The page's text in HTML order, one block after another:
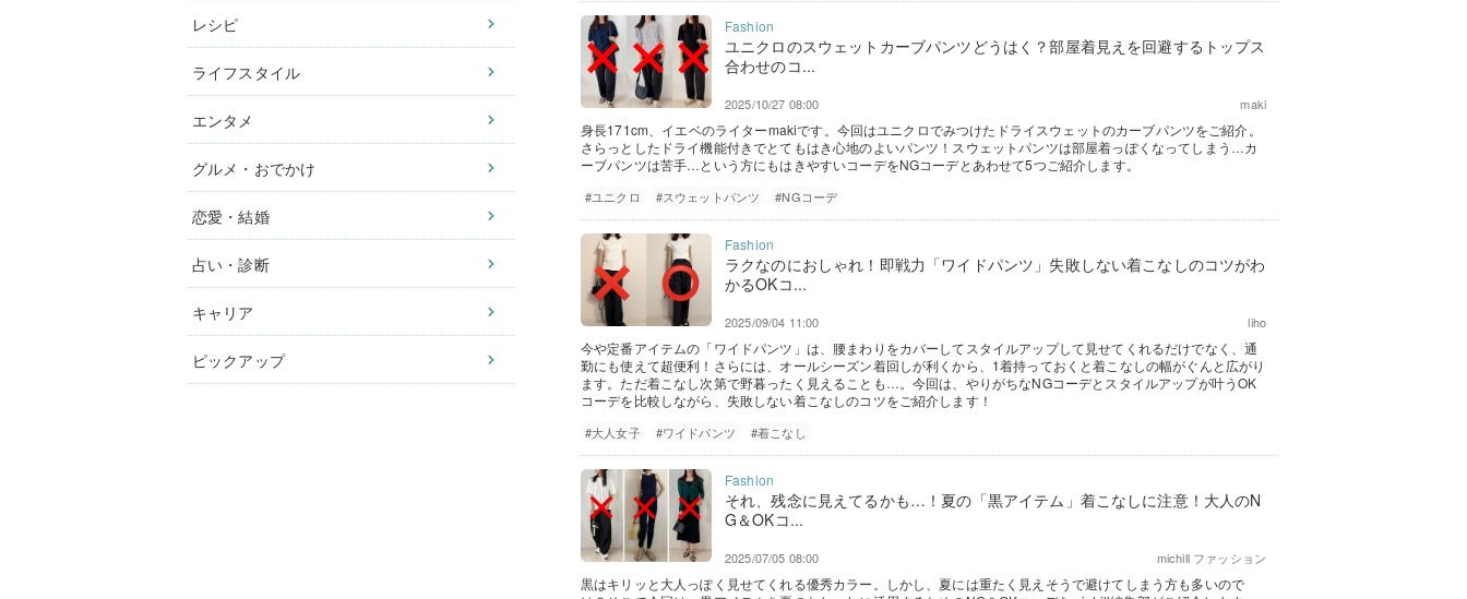
レシピ
ライフスタイル
エンタメ
グルメ・おでかけ
恋愛・結婚
占い・診断
キャリア
ピックアップ
ユニクロのスウェットカーブパンツどうはく？部屋着見えを回避するトップス
合わせのコ...
maki
2025/10/27 08:00
身長171cm、イエベのライターmakiです。今回はユニクロでみつけたドライスウェットのカーブパンツをご紹介。
さらっとしたドライ機能付きでとてもはき心地のよいパンツ！スウェットパンツは部屋着っぽくなってしまう…カ
ーブパンツは苦手…という方にもはきやすいコーデをNGコーデとあわせて5つご紹介します。
#ユニクロ #スウェットパンツ #NGコーデ
ラクなのにおしゃれ！即戦力「ワイドパンツ」失敗しない着こなしのコツがわ
かるOKコ...
liho
2025/09/04 11:00
今や定番アイテムの「ワイドパンツ」は、腰まわりをカバーしてスタイルアップして見せてくれるだけでなく、通
勤にも使えて超便利！さらには、オールシーズン着回しが利くから、1着持っておくと着こなしの幅がぐんと広がり
ます。ただ着こなし次第で野暮ったく見えることも…。今回は、やりがちなNGコーデとスタイルアップが叶うOK
コーデを比較しながら、失敗しない着こなしのコツをご紹介します！
#大人女子 #ワイドパンツ #着こなし
それ、残念に見えてるかも…！夏の「黒アイテム」着こなしに注意！大人のN
G＆OKコ...
michill ファッション
2025/07/05 08:00
黒はキリッと大人っぽく見せてくれる優秀カラー。しかし、夏には重たく見えそうで避けてしまう方も多いので